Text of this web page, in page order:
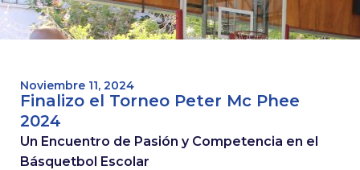
Noviembre 11, 2024
Finalizo el Torneo Peter Mc Phee
2024
Un Encuentro de Pasión y Competencia en el
Básquetbol Escolar